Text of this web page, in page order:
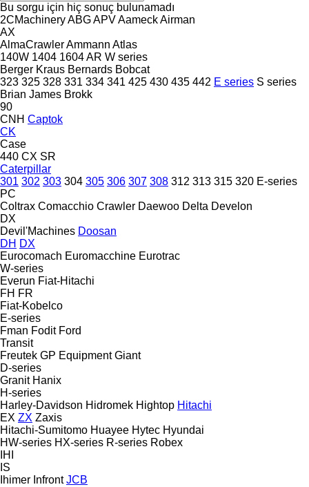
Bu sorgu için hiç sonuç bulunamadı
2CMachineryABGAPVAameckAirman
AX
AlmaCrawlerAmmann Atlas
140W 1404 1604AR W series
Berger Kraus Bernards Bobcat
323 325 328 331 334 341 425 430 435 442 E series S series
Brian James Brokk
90
CNH Captok
CK
Case
440 CX SR
Caterpillar
301 302 303 304 305 306 307 308 312 313 315 320 E-series
PC
Coltrax Comacchio Crawler Daewoo Delta Develon
DX
Devil'Machines Doosan
DH DX
Eurocomach Euromacchine Eurotrac
W-series
Everun Fiat-Hitachi
FH FR
Fiat-Kobelco
E-series
Fman Fodit Ford
Transit
Freutek GP Equipment Giant
D-series
Granit Hanix
H-series
Harley-Davidson Hidromek Hightop Hitachi
EX ZX Zaxis
Hitachi-Sumitomo Huayee Hytec Hyundai
HW-series HX-series R-series Robex
IHI
IS
Ihimer Infront JCB